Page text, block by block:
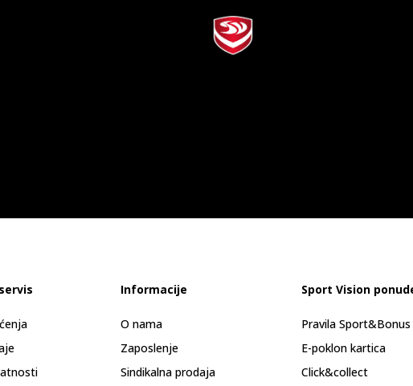
Informacije
O nama
Zaposlenje
Sindikalna prodaja
Sport Vision
Pravila
E-poklon kartica
Click&collect